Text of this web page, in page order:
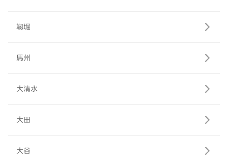
靱堀
馬州
大清水
大田
大谷